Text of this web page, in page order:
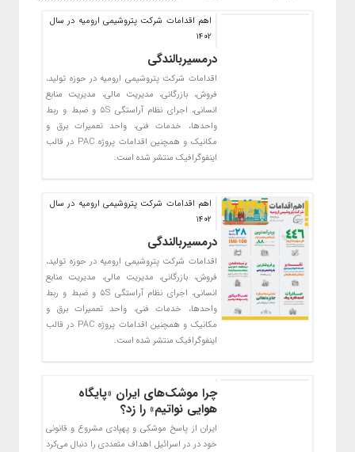
اهم اقدامات شرکت پتروشیمی ارومیه در سال
1402
درمسیربالندگی
اقدامات شرکت پتروشیمی ارومیه در حوزه تولید،
فروش، بازرگانی، مدیریت مالی، مدیریت منابع
انسانی، اجرای نظام آراستگی ۵S و ضبط و ربط
واحدها، خدمات فنی، واحد تعمیرات برق و
مکانیک و همچنین اقدامات پروژه PAC در قالب
اینفوگرافیک منتشر شده است.
اهم اقدامات شرکت پتروشیمی ارومیه در سال
1402
درمسیربالندگی
اقدامات شرکت پتروشیمی ارومیه در حوزه تولید،
فروش، بازرگانی، مدیریت مالی، مدیریت منابع
انسانی، اجرای نظام آراستگی ۵S و ضبط و ربط
واحدها، خدمات فنی، واحد تعمیرات برق و
مکانیک و همچنین اقدامات پروژه PAC در قالب
اینفوگرافیک منتشر شده است.
چرا موشک‌های ایران «پایگاه
هوایی نواتیم» را زد؟
ایران از پاسخ موشکی و پهپادی مشروع و قانونی
خود در در اسرائیل اهداف متعددی را دنبال می‌کرد